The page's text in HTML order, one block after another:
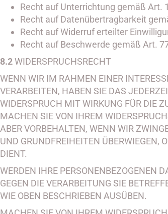
Recht auf Unterrichtung gemäß Art.
Recht auf Datenübertragbarkeit
Recht auf Widerruf erteilter
Recht auf Beschwerde gemäß Art. 77
8.2WIDERSPRUCHSRECHT
WENN WIR IM RAHMEN EINER
VERARBEITEN, HABEN SIE DAS
WIDERSPRUCH MIT WIRKUNG FÜR DIE
MACHEN SIE VON IHREM
ABER VORBEHALTEN, WENN WIR
UND GRUNDFREIHEITEN ÜBERWIEGEN,
DIENT.
WERDEN IHRE PERSONENBEZOGENEN
GEGEN DIE VERARBEITUNG SIE
WIE OBEN BESCHRIEBEN AUSÜBEN.